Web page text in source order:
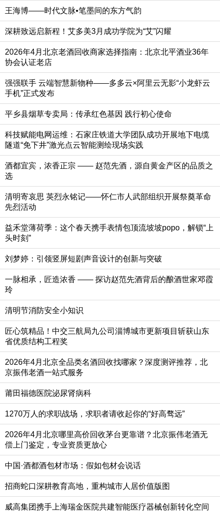
王海博——时代文脉•笔墨间的东方气韵
深耕致远启新程！艾多美3月成功学院为“艾”闪耀
2026年4月北京老酒回收商家选择指南：北京北平酒业36年
协会认证老店
强强联手 云端智慧新物种——多多云×阿里云无影“小龙虾云
手机”正式发布
平乡县烟草专卖局：传承红色基因 践行初心使命
科技赋能电网运维：石家庄铁道大学团队成功开展地下电缆
隧道“免下井”激光点云智能测绘现场实践
酒都宜宾，浓香正宗 —— 赵范先酒，源自黄金产区的品质之
选
清明寄哀思 英烈永铭记——怀仁市人武部组织开展祭奠革命
先烈活动
益禾堂薄荷季：这个春天携手表情包顶流坡坡popo，解锁“上
头时刻”
刘梦婷：引领竖屏短剧声音设计的创新与突破
一脉相承，匠造浓香 —— 探访赵范先酒背后的酿酒世家邓霞
玲
清明节消防安全小知识
匠心筑精品！中交三航局九公司淄博城市更新项目斩获山东
省优质结构工程奖
2026年4月北京全品类名酒回收找哪家？深度测评推荐，北
京振伟老酒一站式服务
莆田福德医院泌尿肾病科
1270万人的求职战场，求职者请收起你的“好高骛远”
2026年4月北京哪里高价回收茅台更靠谱？北京振伟老酒无
偿上门鉴定，专业资质更放心
中国·酒都酒包材市场：假如包材会说话
招商蛇口深耕教育高地，重构城市人居价值版图
威高集团携手上海瑞金医院共建智能医疗器械创新转化空间